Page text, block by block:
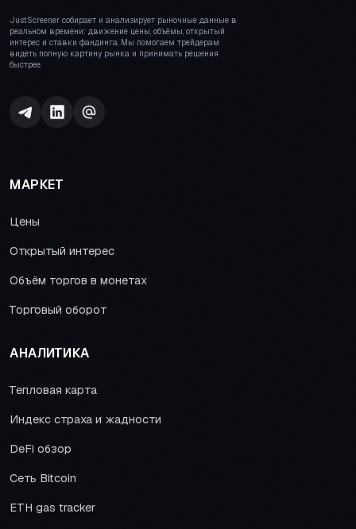
JustScreener собирает и анализирует рыночные данные в
реальном времени: движение цены, объёмы, открытый
интерес и ставки фандинга. Мы помогаем трейдерам
видеть полную картину рынка и принимать решения
быстрее.
МАРКЕТ
Цены
Открытый интерес
Объём торгов в монетах
Торговый оборот
АНАЛИТИКА
Тепловая карта
Индекс страха и жадности
DeFi обзор
Сеть Bitcoin
ETH gas tracker